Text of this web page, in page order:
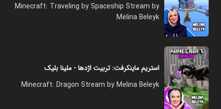
Minecraft: Traveling by Spaceship Stream by
Melina Beleyk
استریم ماینکرفت: تربیت اژدها - ملینا بلیک
Minecraft: Dragon Stream by Melina Beleyk